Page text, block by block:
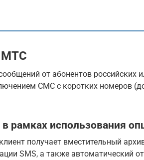
МТС
от абонентов российских
СМС с коротких номеров
рамках использования
получает вместительный
SMS, а также автоматический